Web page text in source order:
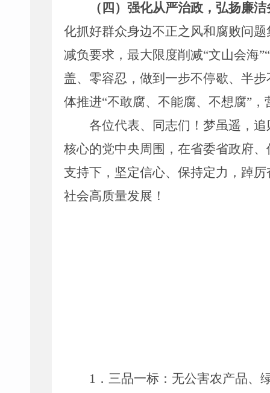
（四）强化从严治政，弘扬廉洁
化抓好群众身边不正之风和腐败问题
减负要求，最大限度削减“文山会海”“
盖、零容忍 ， 做到 一步不停歇、半
体推进“不敢腐、不能腐、不想腐” ，
各位代表、同志们！梦虽遥， 追
核心的党中央周围，在省委省政府、
支持下， 坚定信心、保持定力， 踔厉
社会高质量发展 ！
1 ． 三品一标： 无公害农产品、